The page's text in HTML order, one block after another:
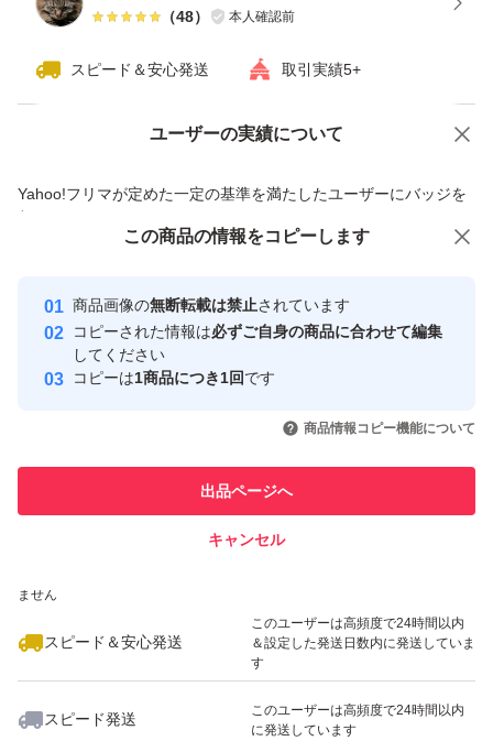
（48） 本人確認前
スピード＆安心発送 取引実績5+
ユーザーの実績について
Yahoo!フリマが定めた一定の基準を満たしたユーザーにバッジを
付与しています
安心取引出品者
心・安全なユーザーです
取引実績
引を完了させた実績があります
での取引実績があります
ません
スピード＆安心発送
このユーザーは高頻度で24時間以内
＆設定した発送日数内に発送していま
す
スピード発送
このユーザーは高頻度で24時間以内
に発送しています
価格の相談 商品への質問
この商品の情報をコピーします
商品画像の無断転載は禁止されています
コピーされた情報は必ずご自身の商品に合わせて編集
してください
コピーは1商品につき1回です
商品情報コピー機能について
出品ページへ
キャンセル
この商品をみている人にオススメ
いいね！
3,000